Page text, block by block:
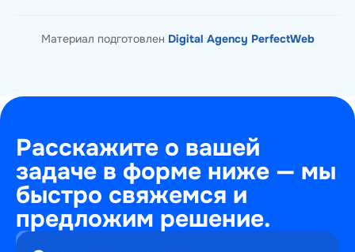
Материал подготовлен Digital Agency PerfectWeb
Расскажите о вашей
задаче в форме ниже — мы
быстро свяжемся и
предложим решение.